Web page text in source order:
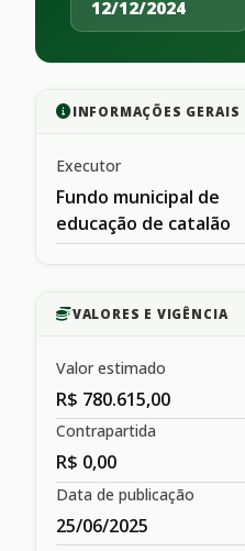
12/12/2024
INFORMAÇÕES GERAIS
Executor
Fundo municipal de
educação de catalão
VALORES E VIGÊNCIA
Valor estimado
R$ 780.615,00
Contrapartida
R$ 0,00
Data de publicação
25/06/2025